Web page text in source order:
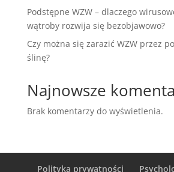
Podstępne WZW – dlaczego
wątroby rozwija się bezobjawowo?
Czy można się zarazić WZW przez
ślinę?
Najnowsze
Brak komentarzy do wyświetlenia.
Polityka prywatności